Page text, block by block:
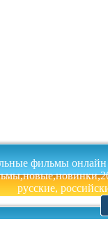
фильмы онлайн
русские,